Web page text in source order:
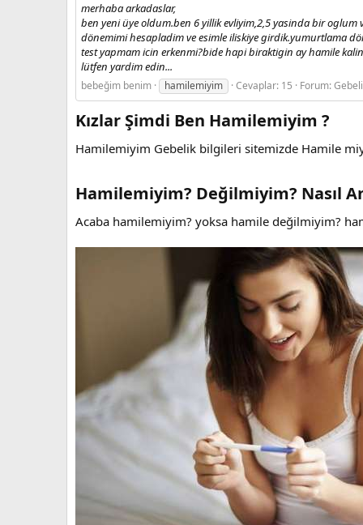
merhaba arkadaslar,
ben yeni üye oldum.ben 6 yillik evliyim,2,5 yasinda bir
dönemimi hesapladim ve esimle iliskiye girdik.yumurtlama
test yapmam icin erkenmi?bide hapi biraktigin ay hamile
lütfen yardim edin...
bebeğim benim hamilemiyim Cevaplar: 15 Forum:
Kızlar Şimdi Ben Hamilemiyim ?
Hamilemiyim Gebelik bilgileri sitemizde Hamile
Hamilemiyim? Değilmiyim? Nasıl
Acaba hamilemiyim? yoksa hamile değilmiyim?